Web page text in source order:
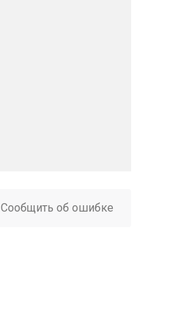
Сообщить об ошибке